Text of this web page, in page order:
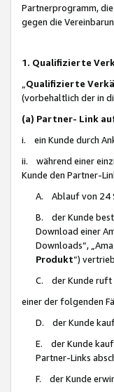
Partnerprogramm,
gegen die
1. Qualifizierte
Qualifizierte
(vorbehaltlich der in
(a) Partner- Link
i. ein Kunde durch
ii. während einer
Kunde den Partner-
A. Ablauf von 24
B. der Kunde
Download einer
Downloads“,
Produkt“)
C. der Kunde ruft
einer der folgenden
D. der Kunde
E. der Kunde
Partner-Links
F. der Kunde